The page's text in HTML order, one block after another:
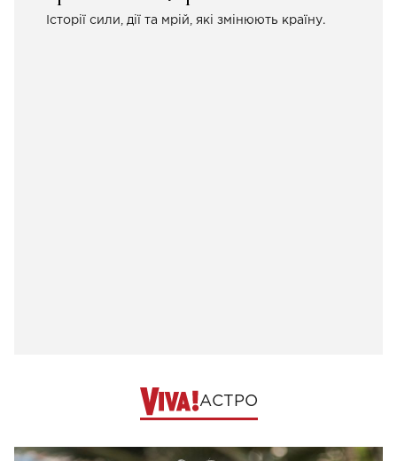
Історії сили, дії та мрій, які змінюють країну.
АСТРО